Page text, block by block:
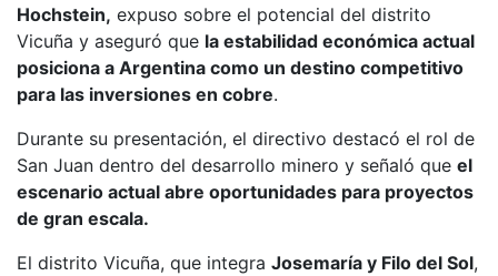
Hochstein, expuso sobre el potencial del distrito
Vicuña y aseguró que la estabilidad económica actual
posiciona a Argentina como un destino competitivo
para las inversiones en cobre.
Durante su presentación, el directivo destacó el rol de
San Juan dentro del desarrollo minero y señaló que el
escenario actual abre oportunidades para proyectos
de gran escala.
El distrito Vicuña, que integra Josemaría y Filo del Sol,